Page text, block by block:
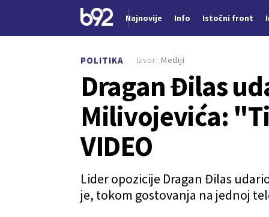
Najnovije Info Istočni front
POLITIKA
Dragan Đilas
Milivojevića:
VIDEO
Lider opozicije Dragan Đilas
je, tokom gostovanja na jednoj
Izvor: Mediji